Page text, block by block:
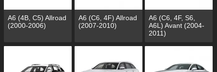
A6 (4B, C5) Allroad
(2000-2006)
A6 (C6, 4F) Allroad
(2007-2010)
A6 (C6, 4F, S6,
A6L) Avant (2004-
2011)